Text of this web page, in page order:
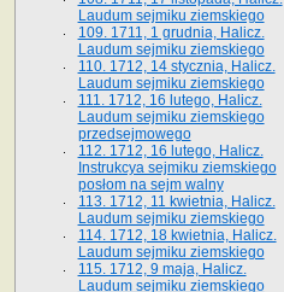
Laudum sejmiku ziemskiego
109. 1711, 1 grudnia, Halicz.
Laudum sejmiku ziemskiego
110. 1712, 14 stycznia, Halicz.
Laudum sejmiku ziemskiego
111. 1712, 16 lutego, Halicz.
Laudum sejmiku ziemskiego
przedsejmowego
112. 1712, 16 lutego, Halicz.
Instrukcya sejmiku ziemskiego
posłom na sejm walny
113. 1712, 11 kwietnia, Halicz.
Laudum sejmiku ziemskiego
114. 1712, 18 kwietnia, Halicz.
Laudum sejmiku ziemskiego
115. 1712, 9 maja, Halicz.
Laudum sejmiku ziemskiego